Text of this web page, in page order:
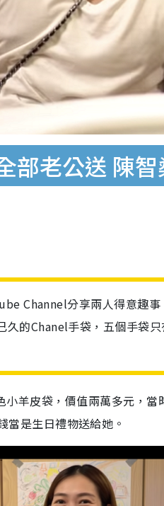
部老公送 陳
Channel分享兩人得意趣
的Chanel手袋，五個手袋
羊皮袋，價值兩萬多元，
當是生日禮物送給她。